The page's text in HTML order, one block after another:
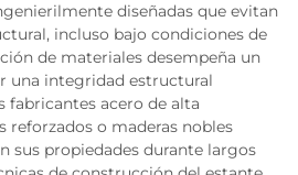
diseñadas que evitan
incluso bajo condiciones de
de materiales desempeña un
una integridad estructural
fabricantes acero de alta
reforzados o maderas nobles
sus propiedades durante largos